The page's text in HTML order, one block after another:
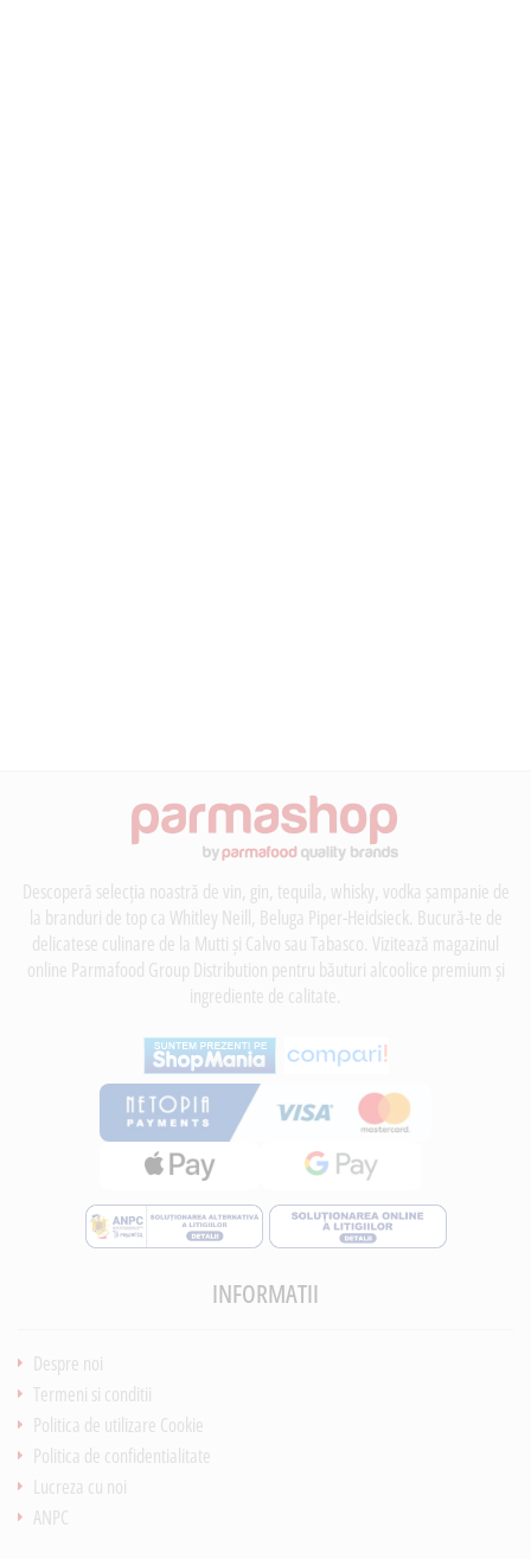
Descoperă selecția noastră de vin, gin, tequila, whisky, vodka șampanie de
la branduri de top ca Whitley Neill, Beluga Piper-Heidsieck. Bucură-te de
delicatese culinare de la Mutti și Calvo sau Tabasco. Vizitează magazinul
online Parmafood Group Distribution pentru băuturi alcoolice premium și
ingrediente de calitate.
INFORMATII
Despre noi
Termeni si conditii
Politica de utilizare Cookie
Politica de confidentialitate
Lucreza cu noi
ANPC